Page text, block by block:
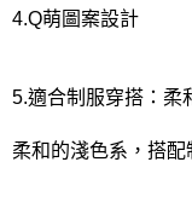
4.Q萌圖案設計
5.適合制服穿搭：柔
柔和的淺色系，搭配